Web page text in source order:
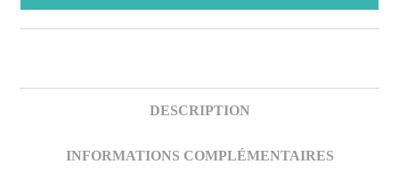
DESCRIPTION
INFORMATIONS COMPLÉMENTAIRES